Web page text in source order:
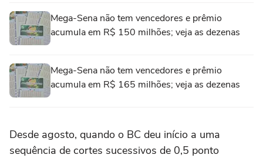
Mega-Sena não tem vencedores e prêmio
acumula em R$ 150 milhões; veja as dezenas
Mega-Sena não tem vencedores e prêmio
acumula em R$ 165 milhões; veja as dezenas
Desde agosto, quando o BC deu início a uma
sequência de cortes sucessivos de 0,5 ponto